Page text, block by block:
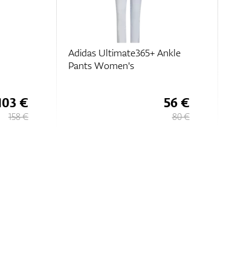
€
158 €
Adidas Ultimate365+ Ankle
Pants Women's
56 €
80 €